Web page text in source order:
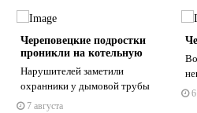
Череповецкие подростки
проникли на котельную
Нарушителей заметили
охранники у дымовой трубы
7 августа